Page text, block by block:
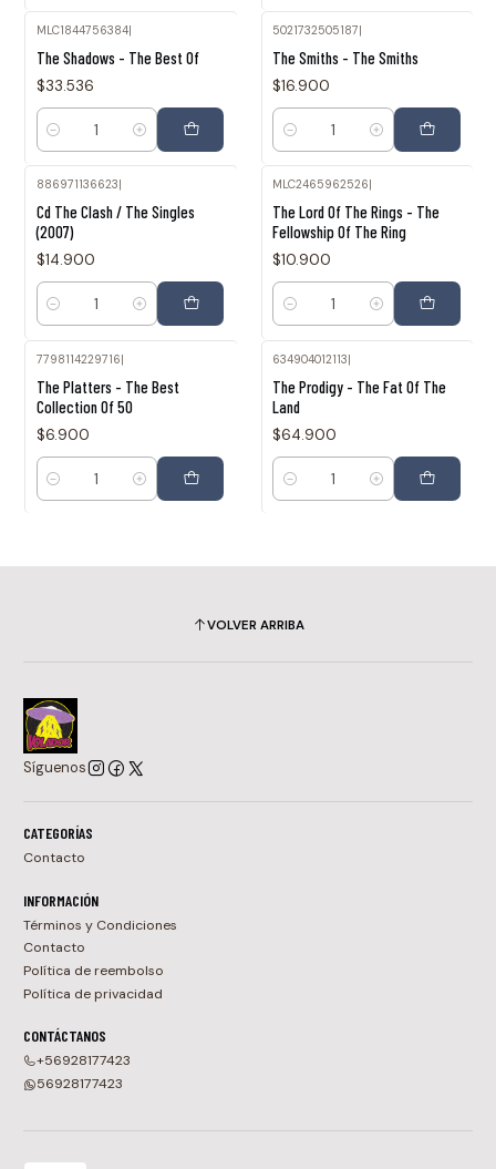
MLC1844756384|
The Shadows - The Best Of
$33.536
Cantidad
5021732505187|
The Smiths - The Smiths
$16.900
Cantidad
886971136623
Cd The Clash / The Singles
(2007)
$14.900
Cantidad
MLC2465962526
The Lord Of The Rings - The
Fellowship Of The Ring
$10.900
Cantidad
7798114229716|
The Platters - The Best
Collection Of 50
$6.900
Cantidad
634904012113|
The Prodigy - The Fat Of The
Land
$64.900
Cantidad
VOLVER ARRIBA
Síguenos
CATEGORÍAS
Contacto
INFORMACIÓN
Términos y Condiciones
Contacto
Política de reembolso
Política de privacidad
CONTÁCTANOS
+56928177423
56928177423